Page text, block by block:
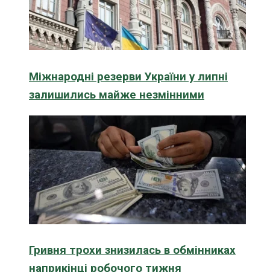
Міжнародні резерви України у липні
залишились майже незмінними
Гривня трохи знизилась в обмінниках
наприкінці робочого тижня